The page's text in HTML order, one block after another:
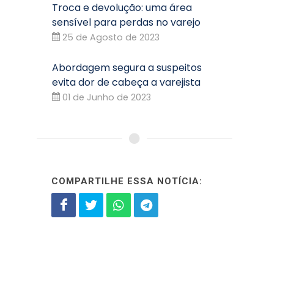
Troca e devolução: uma área
sensível para perdas no varejo
25 de Agosto de 2023
Abordagem segura a suspeitos
evita dor de cabeça a varejista
01 de Junho de 2023
COMPARTILHE ESSA NOTÍCIA: